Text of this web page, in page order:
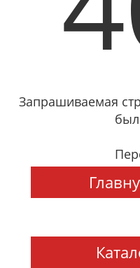
Запрашиваемая